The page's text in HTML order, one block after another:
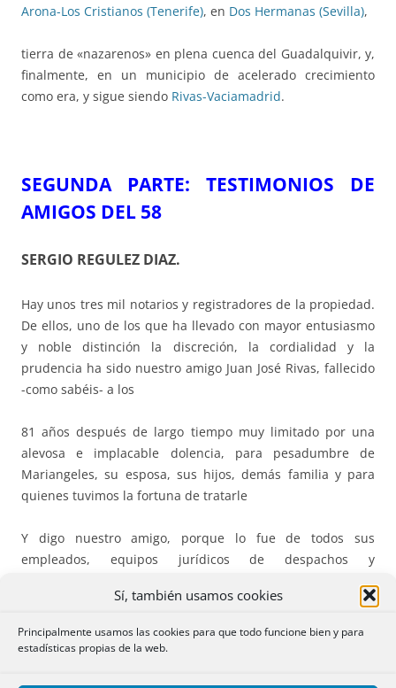
Sí, también usamos cookies
Principalmente usamos las cookies para que todo funcione bien y para
estadísticas propias de la web.
Arona-Los Cristianos (Tenerife), en Dos Hermanas (Sevilla),
tierra de «nazarenos» en plena cuenca del Guadalquivir, y,
finalmente, en un municipio de acelerado crecimiento
como era, y sigue siendo Rivas-Vaciamadrid.
SEGUNDA PARTE: TESTIMONIOS DE
AMIGOS DEL 58
SERGIO REGULEZ DIAZ.
Hay unos tres mil notarios y registradores de la propiedad.
De ellos, uno de los que ha llevado con mayor entusiasmo
y noble distinción la discreción, la cordialidad y la
prudencia ha sido nuestro amigo Juan José Rivas, fallecido
-como sabéis- a los
81 años después de largo tiempo muy limitado por una
alevosa e implacable dolencia, para pesadumbre de
Mariangeles, su esposa, sus hijos, demás familia y para
quienes tuvimos la fortuna de tratarle
Y digo nuestro amigo, porque lo fue de todos sus
empleados, equipos jurídicos de despachos y
décadas, colegas notarios y registradores y de quienes le
del futbol, que tanto le entusiasmaba. Juan José nunca